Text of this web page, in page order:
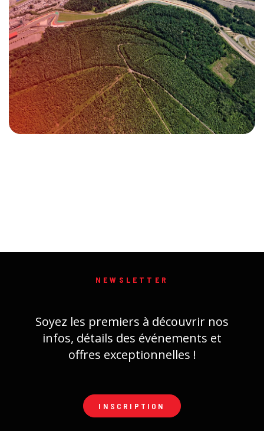
NEWSLETTER
Soyez les premiers à découvrir nos
infos, détails des événements et
offres exceptionnelles !
INSCRIPTION